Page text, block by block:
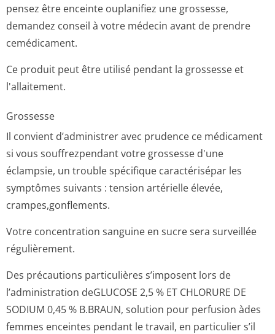
pensez être enceinte ouplanifiez une grossesse,
demandez conseil à votre médecin avant de prendre
cemédicament.
Ce produit peut être utilisé pendant la grossesse et
l'allaitement.
Grossesse
Il convient d’administrer avec prudence ce médicament
si vous souffrezpendant votre grossesse d'une
éclampsie, un trouble spécifique caractérisépar les
symptômes suivants : tension artérielle élevée,
crampes,gonfle­ments.
Votre concentration sanguine en sucre sera surveillée
régulièrement.
Des précautions particulières s’imposent lors de
l’administration deGLUCOSE 2,5 % ET CHLORURE DE
SODIUM 0,45 % B.BRAUN, solution pour perfusion àdes
femmes enceintes pendant le travail, en particulier s’il